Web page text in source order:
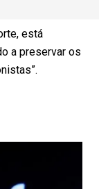
está
a preservar os